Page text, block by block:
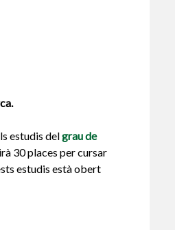
estudis delgrau de
30 places per cursar
estudis està obert